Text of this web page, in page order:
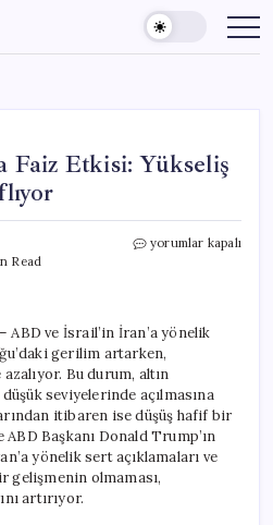
Faiz Etkisi: Yükseliş
Read
Altın
Beklentileri
Zayıflıyor
için
yorumlar kapalı
ve İsrail’in İran’a yönelik
gerilim artarken,
Bu durum, altın
seviyelerinde açılmasına
itibaren ise düşüş hafif bir
Başkanı Donald Trump’ın
yönelik sert açıklamaları ve
gelişmenin olmaması,
artırıyor.